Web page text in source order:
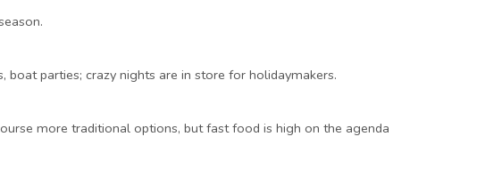
parties; crazy nights are in store for holidaymakers.
more traditional options, but fast food is high on the agenda